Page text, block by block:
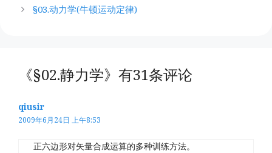
§03.动力学(牛顿运动定律)
《§02.静力学》有31条评论
qiusir
2009年6月24日 上午8:53
正六边形对矢量合成运算的多种训练方法。